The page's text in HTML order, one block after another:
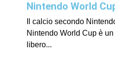
Nintendo World
Il calcio secondo
Nintendo World Cup è
libero...